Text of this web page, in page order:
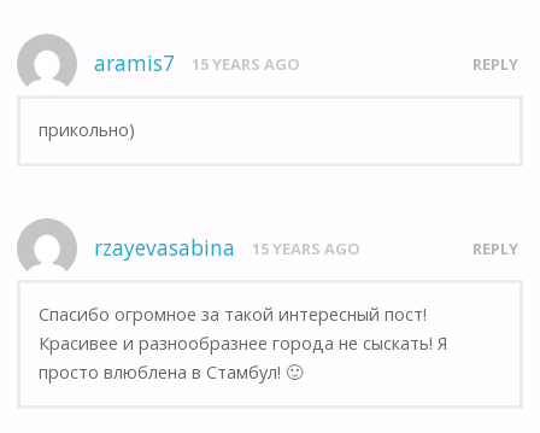
aramis7 15 YEARS AGO REPLY
прикольно)
rzayevasabina 15 YEARS AGO REPLY
Спасибо огромное за такой интересный пост!
Красивее и разнообразнее города не сыскать! Я
просто влюблена в Стамбул! 🙂